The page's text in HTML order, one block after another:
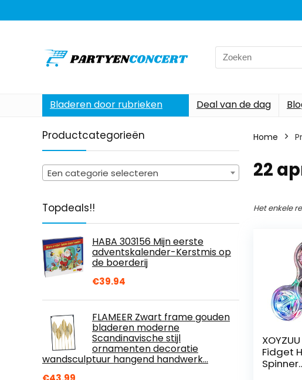
Search
for:
Bladeren door rubrieken Deal van de dag
Productcategorieën
Een categorie selecteren
Topdeals!!
HABA 303156 Mijn eerste
adventskalender-Kerstmis op
de boerderij
€39.94
FLAMEER Zwart frame gouden
bladeren moderne
Scandinavische stijl
ornamenten decoratie
wandsculptuur hangend handwerk…
Home
22
Het enkele
Fidget
Spinner